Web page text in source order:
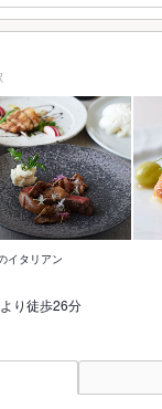
イタリアン
り徒歩26分